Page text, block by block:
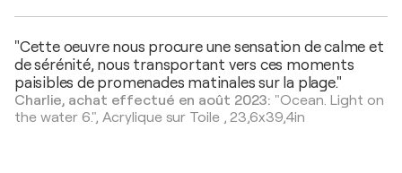
"Cette oeuvre nous procure une sensation de calme et
de sérénité, nous transportant vers ces moments
paisibles de promenades matinales sur la plage."
Charlie, achat effectué en août 2023: "Ocean. Light on
the water 6.", Acrylique sur Toile,23,6x39,4in